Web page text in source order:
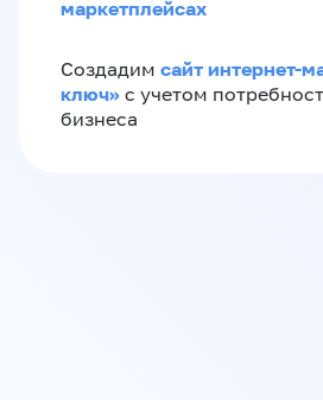
маркетплейсах
Создадим сайт интернет-
ключ» с учетом
бизнеса